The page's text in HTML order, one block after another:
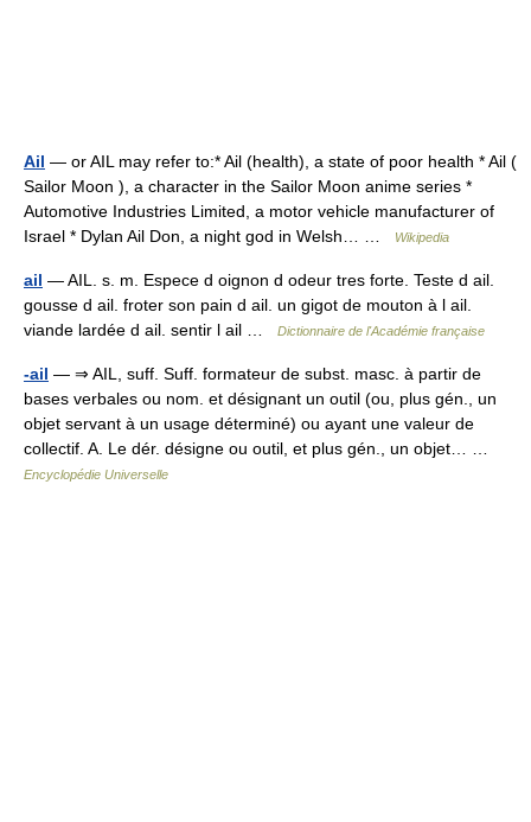
Ail — or AIL may refer to:* Ail (health), a state of poor health * Ail (
Sailor Moon ), a character in the Sailor Moon anime series *
Automotive Industries Limited, a motor vehicle manufacturer of
Israel * Dylan Ail Don, a night god in Welsh… …
Wikipedia
ail — AIL. s. m. Espece d oignon d odeur tres forte. Teste d ail.
gousse d ail. froter son pain d ail. un gigot de mouton à l ail.
viande lardée d ail. sentir l ail …
Dictionnaire de l'Académie française
-ail — ⇒ AIL, suff. Suff. formateur de subst. masc. à partir de
bases verbales ou nom. et désignant un outil (ou, plus gén., un
objet servant à un usage déterminé) ou ayant une valeur de
collectif. A. Le dér. désigne ou outil, et plus gén., un objet… …
Encyclopédie Universelle